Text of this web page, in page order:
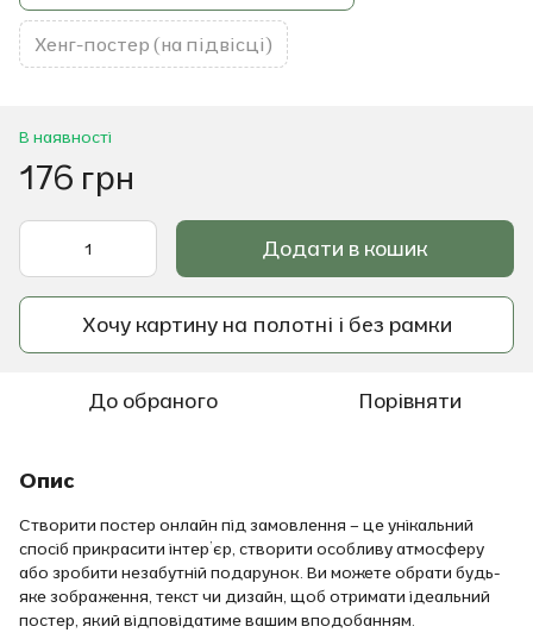
Хенг-постер (на підвісці)
В наявності
176 грн
Додати в кошик
Хочу картину на полотні і без рамки
До обраного Порівняти
Опис
Створити постер онлайн під замовлення – це унікальний
спосіб прикрасити інтер’єр, створити особливу атмосферу
або зробити незабутній подарунок. Ви можете обрати будь-
яке зображення, текст чи дизайн, щоб отримати ідеальний
постер, який відповідатиме вашим вподобанням.